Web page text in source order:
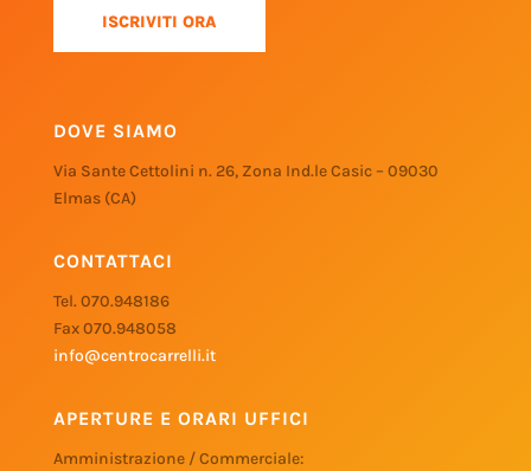
DOVE SIAMO
Via Sante Cettolini n. 26, Zona Ind.le Casic – 09030
Elmas (CA)
CONTATTACI
Tel. 070.948186
Fax 070.948058
info@centrocarrelli.it
APERTURE E ORARI UFFICI
Amministrazione / Commerciale: